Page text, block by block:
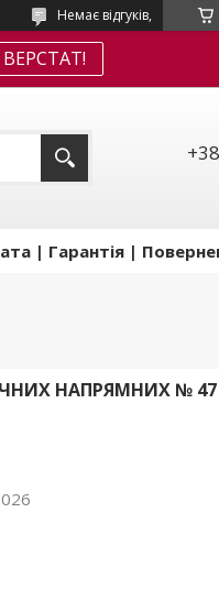
Немає відгуків,
| Гарантія |
НАПРЯМНИХ № 47